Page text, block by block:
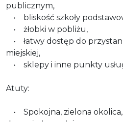
publicznym,
• bliskość szkoły
• żłobki w pobliżu,
• łatwy dostęp do
miejskiej,
• sklepy i inne punkty
Atuty:
• Spokojna, zielona